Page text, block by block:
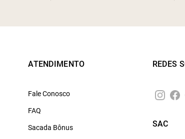
ATENDIMENTO
Fale Conosco
FAQ
Sacada Bônus
REDES
SAC